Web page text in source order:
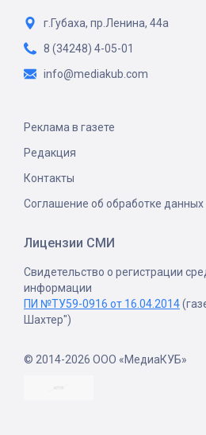
г.Губаха, пр.Ленина, 44а
8 (34248) 4-05-01
info@mediakub.com
Реклама в газете
Редакция
Контакты
Соглашение об обработке данных
Лицензии СМИ
Свидетельство о регистрации
информации
ПИ №ТУ59-0916 от 16.04.2014
Шахтер")
© 2014-2026 ООО «МедиаКУБ»